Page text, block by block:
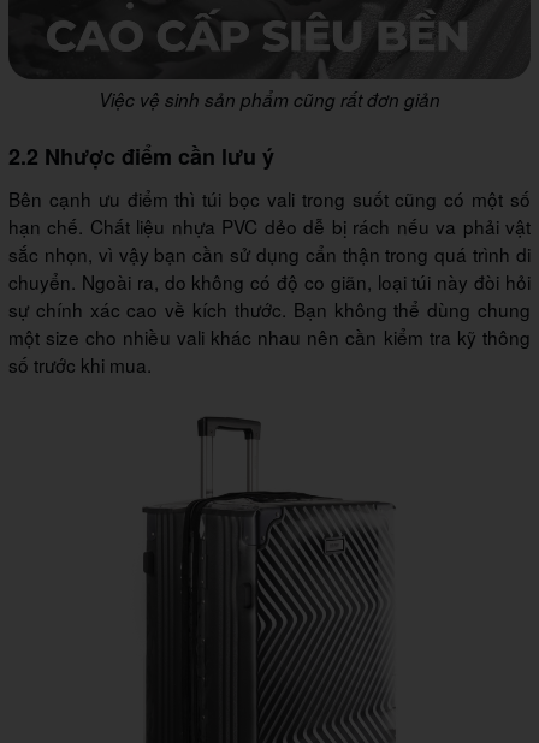
Việc vệ sinh sản phẩm cũng rất đơn giản
2.2 Nhược điểm cần lưu ý
Bên cạnh ưu điểm thì túi bọc vali trong suốt cũng có một số
hạn chế. Chất liệu nhựa PVC dẻo dễ bị rách nếu va phải vật
sắc nhọn, vì vậy bạn cần sử dụng cẩn thận trong quá trình di
chuyển. Ngoài ra, do không có độ co giãn, loại túi này đòi hỏi
sự chính xác cao về kích thước. Bạn không thể dùng chung
một size cho nhiều vali khác nhau nên cần kiểm tra kỹ thông
số trước khi mua.